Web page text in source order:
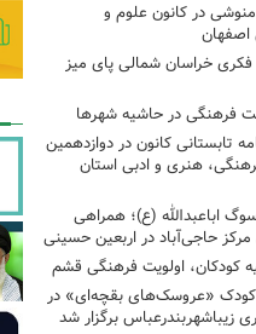
در کانون علوم و
اصفهان
خراسان شمالی پای میز
فرهنگی در حاشیه شهرها
تابستانی کانون در دوازدهمین
هنری و ادبی استان
اباعبدالله (ع)؛ همراهی
مرکز حاجی‌آباد در اربعین حسینی
کودکان، اولویت فرهنگی قشم
کودک «عروسک‌های بقچه‌ای» در
زیباشهربندرعباس برگزار شد